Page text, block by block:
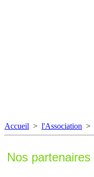
Accueil > l'Association >
Nos partenaires